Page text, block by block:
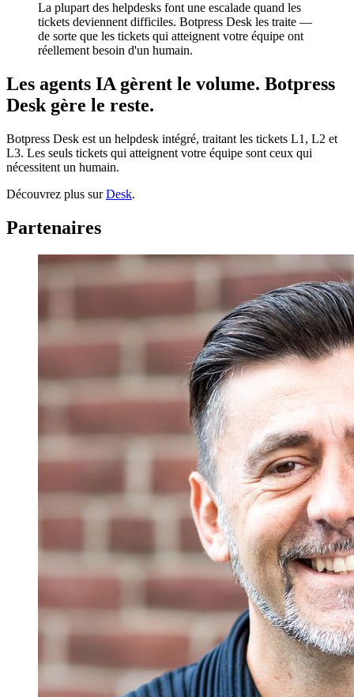
La plupart des helpdesks font une escalade quand les
tickets deviennent difficiles. Botpress Desk les traite —
de sorte que les tickets qui atteignent votre équipe ont
réellement besoin d'un humain.
Les agents IA gèrent le volume. Botpress
Desk gère le reste.
Botpress Desk est un helpdesk intégré, traitant les tickets L1, L2 et
L3. Les seuls tickets qui atteignent votre équipe sont ceux qui
nécessitent un humain.
Découvrez plus surDesk.
Partenaires